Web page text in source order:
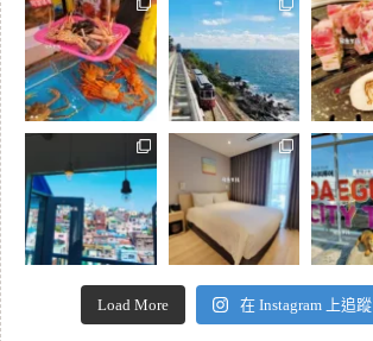
Load More 在 Instagram 上追蹤